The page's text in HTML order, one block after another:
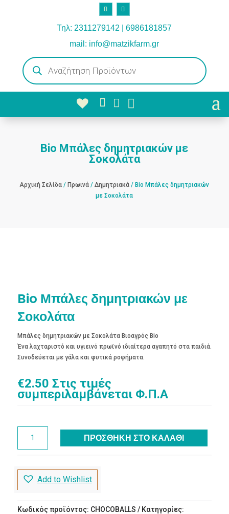
Τηλ: 2311279142 | 6986181857
mail: info@matzikfarm.gr
Products
search
  
Bio Μπάλες δημητριακών με
Σοκολάτα
Αρχική Σελίδα /Πρωινά /Δημητριακά / Bio Μπάλες δημητριακών
με Σοκολάτα
Bio Μπάλες δημητριακών με
Σοκολάτα
Μπάλες δημητριακών με Σοκολάτα Βιοαγρός Bio
Ένα λαχταριστό και υγιεινό πρωϊνό ιδιαίτερα αγαπητό στα παιδιά.
Συνοδεύεται με γάλα και φυτικά ροφήματα.
€2.50 Στις τιμές
συμπεριλαμβάνεται Φ.Π.Α
Μπάλες
Σοκολάτα
ποσότητα
ΠΡΟΣΘΉΚΗ ΣΤΟ ΚΑΛΆΘΙ
Add to Wishlist
Κωδικός προϊόντος: CHOCOBALLS
Κατηγορίες: